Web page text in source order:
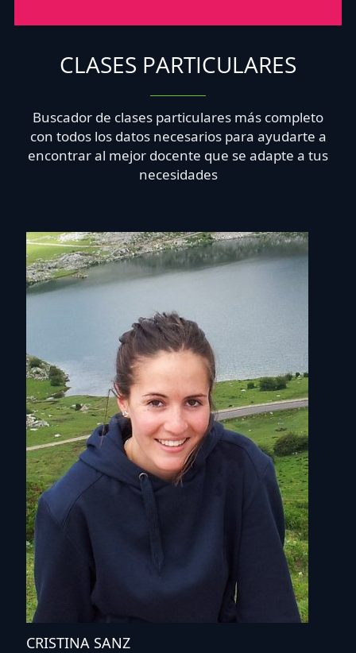
CLASES PARTICULARES
Buscador de clases particulares más completo
con todos los datos necesarios para ayudarte a
encontrar al mejor docente que se adapte a tus
necesidades
CRISTINA SANZ